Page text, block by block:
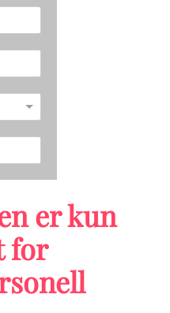
er kun
for